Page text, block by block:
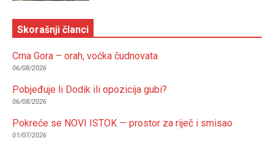
Skorašnji članci
Crna Gora – orah, voćka čudnovata
06/08/2026
Pobjeđuje li Dodik ili opozicija gubi?
06/08/2026
Pokreće se NOVI ISTOK — prostor za riječ i smisao
01/07/2026